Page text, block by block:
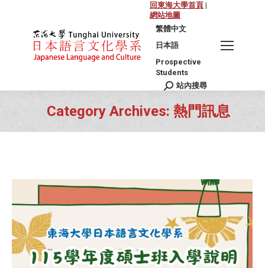
回東海大學首頁 |
網站地圖
繁體中文
日本語
Prospective
Students
Search:
站內搜尋
Category Archives: 熱門訊息
You are here: